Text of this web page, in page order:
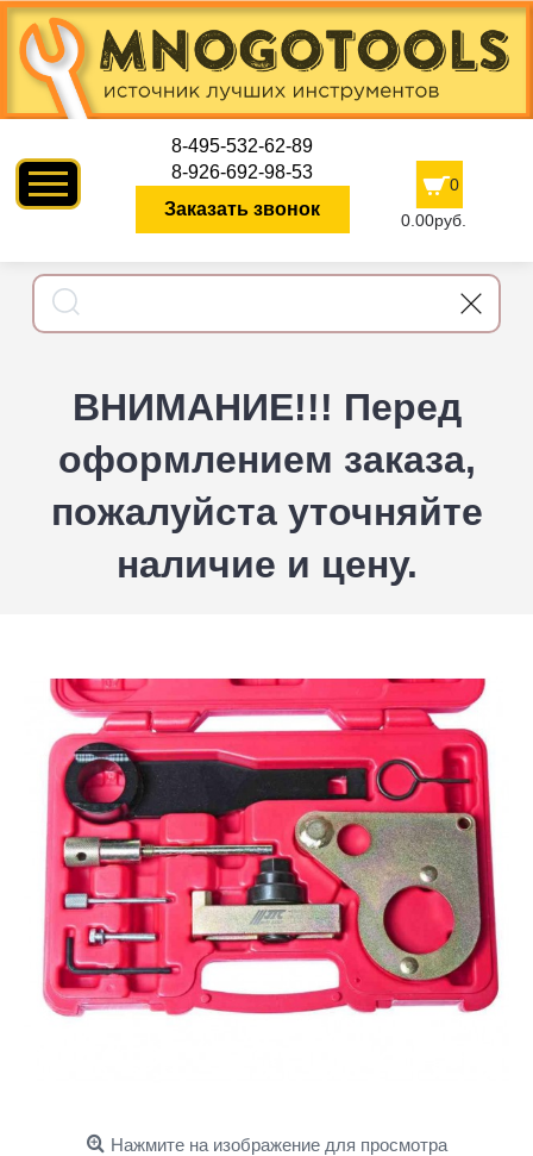
8-495-532-62-89
8-926-692-98-53
Заказать звонок
0
0.00руб.
ВНИМАНИЕ!!! Перед
оформлением заказа,
пожалуйста уточняйте
наличие и цену.
Нажмите на изображение для просмотра